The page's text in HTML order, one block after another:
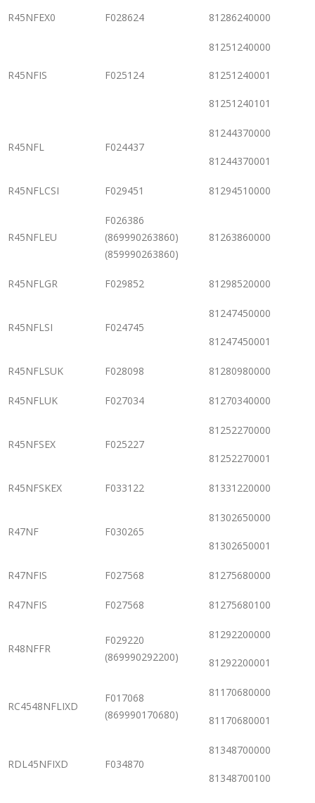
R45NFEX0 F028624 81286240000
R45NFIS F025124
81251240000
81251240001
81251240101
R45NFL F024437
81244370000
81244370001
R45NFLCSI F029451 81294510000
R45NFLEU
F026386
(869990263860)
(859990263860)
81263860000
R45NFLGR F029852 81298520000
R45NFLSI F024745
81247450000
81247450001
R45NFLSUK F028098 81280980000
R45NFLUK F027034 81270340000
R45NFSEX F025227
81252270000
81252270001
R45NFSKEX F033122 81331220000
R47NF F030265
81302650000
81302650001
R47NFIS F027568 81275680000
R47NFIS F027568 81275680100
R48NFFR
F029220
(869990292200)
81292200000
81292200001
RC4548NFLIXD
F017068
(869990170680)
81170680000
81170680001
RDL45NFIXD F034870
81348700000
81348700100